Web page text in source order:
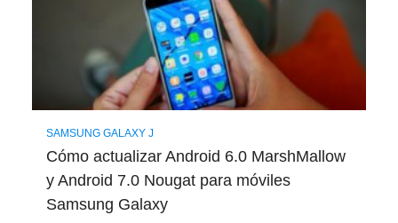
SAMSUNG GALAXY J
Cómo actualizar Android 6.0 MarshMallow
y Android 7.0 Nougat para móviles
Samsung Galaxy